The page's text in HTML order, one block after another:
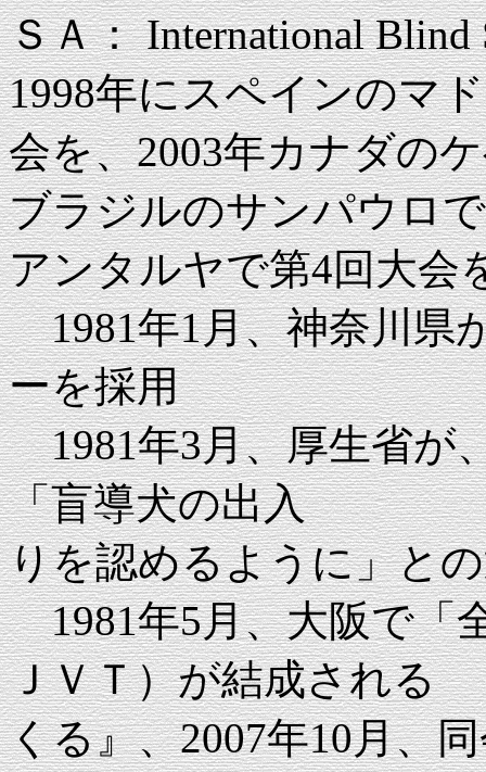
ＳＡ： International Blind
1998年にスペインのマ
会を、2003年カナダの
ブラジルのサンパウロ
アンタルヤで第4回大会
1981年1月、神奈川県
ーを採用
1981年3月、厚生省が
「盲導
りを認めるように」と
1981年5月、大阪で「
ＪＶＴ）が結成される
くる』、2007年10月、